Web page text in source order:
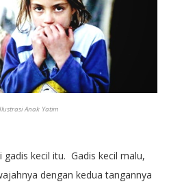
Ilustrasi Anak Yatim
gadis kecil itu. Gadis kecil malu,
dengan kedua tangannya